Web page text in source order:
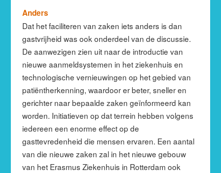
Anders
Dat het faciliteren van zaken iets anders is dan
gastvrijheid was ook onderdeel van de discussie.
De aanwezigen zien uit naar de introductie van
nieuwe aanmeldsystemen in het ziekenhuis en
technologische vernieuwingen op het gebied van
patiëntherkenning, waardoor er beter, sneller en
gerichter naar bepaalde zaken geïnformeerd kan
worden. Initiatieven op dat terrein hebben volgens
iedereen een enorme effect op de
gasttevredenheid die mensen ervaren. Een aantal
van die nieuwe zaken zal in het nieuwe gebouw
van het Erasmus Ziekenhuis in Rotterdam ook